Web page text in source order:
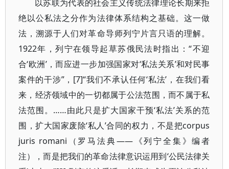
以苏联为代表的社会主义传统法律理论长期来拒
绝以公私法之分作为法律体系结构之基础。这一做
法，溯源于人们对革命导师列宁片言只语的理解。
1922年，列宁在领导起草苏俄民法时指出：“不迎
合‘欧洲’，而应进一步加强国家对‘私法关系’和对民事
案件的干涉”，[7]“我们不承认任何‘私法’，在我们看
来，经济领域中的一切都属于公法范围，而不属于私
法范围。……由此只是扩大国家干预‘私法’关系的范
围，扩大国家废除‘私人’合同的权力，不是把corpus
juris romani（罗马法典——《列宁全集》编者
注），而是把我们的革命法律意识运用到‘公民法律关